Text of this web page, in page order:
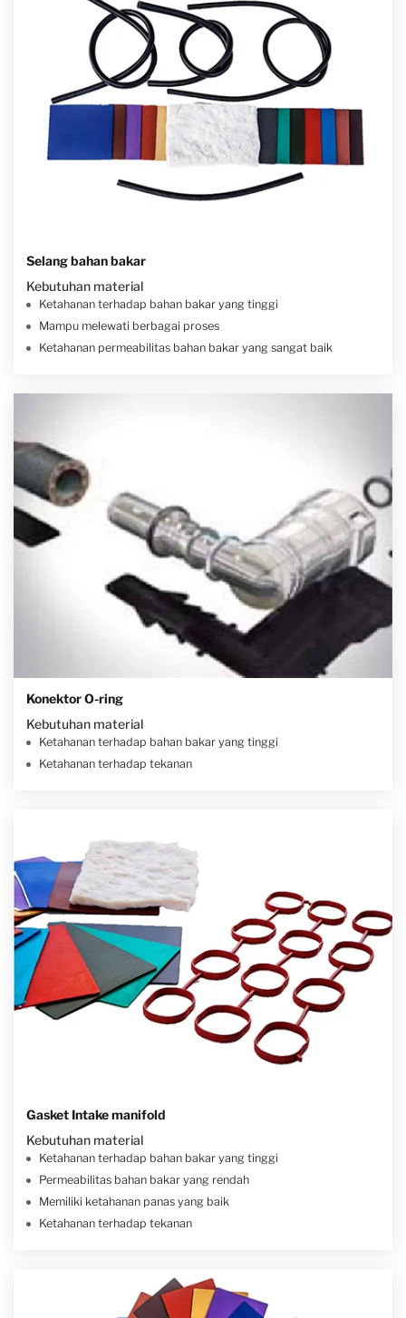
Selang bahan bakar
Kebutuhan material
Ketahanan terhadap bahan bakar yang tinggi
Mampu melewati berbagai proses
Ketahanan permeabilitas bahan bakar yang sangat baik
Konektor O-ring
Kebutuhan material
Ketahanan terhadap bahan bakar yang tinggi
Ketahanan terhadap tekanan
Gasket Intake manifold
Kebutuhan material
Ketahanan terhadap bahan bakar yang tinggi
Permeabilitas bahan bakar yang rendah
Memiliki ketahanan panas yang baik
Ketahanan terhadap tekanan